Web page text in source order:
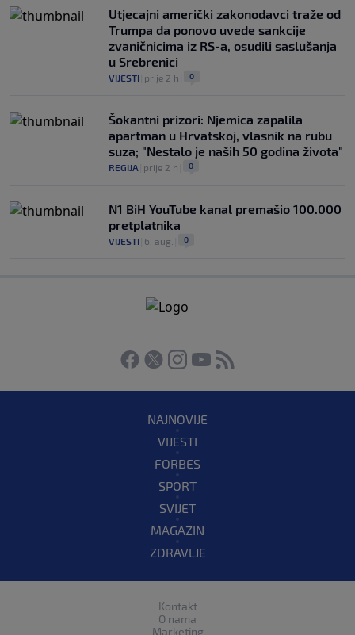
Utjecajni američki zakonodavci traže od
Trumpa da ponovo uvede sankcije
zvaničnicima iz RS-a, osudili saslušanja
u Srebrenici
VIJESTI prije 2 h 0
Šokantni prizori: Njemica zapalila
apartman u Hrvatskoj, vlasnik na rubu
suza; "Nestalo je naših 50 godina života"
REGIJA prije 2 h 0
N1 BiH YouTube kanal premašio 100.000
pretplatnika
VIJESTI 6. aug. 0
NAJNOVIJE
VIJESTI
FORBES
SPORT
SVIJET
MAGAZIN
ZDRAVLJE
Kontakt
O nama
Marketing